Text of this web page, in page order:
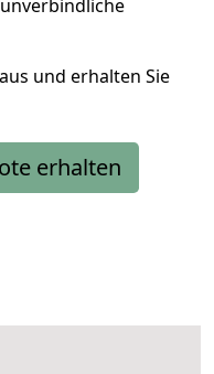
und erhalten Sie
erhalten